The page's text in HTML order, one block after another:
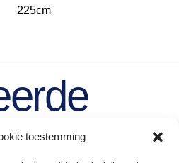
toestemming
225cm